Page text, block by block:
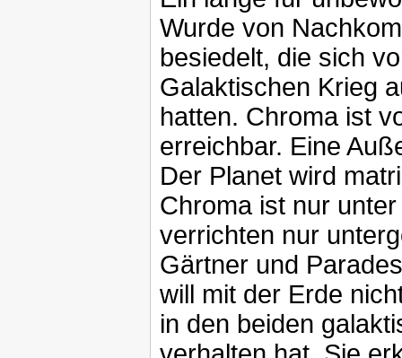
Wurde von
besiedelt, die sich
Galaktischen Krieg
hatten. Chroma ist
erreichbar. Eine
Der Planet wird
Chroma ist nur
verrichten nur
Gärtner und
will mit der Erde
in den beiden